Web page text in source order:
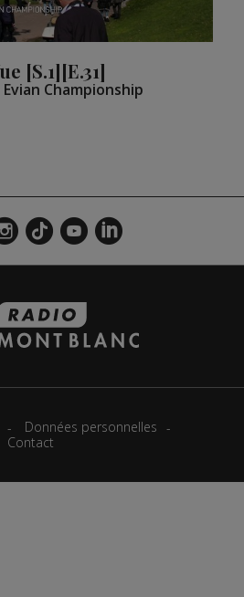
[S.1][E.31]
Evian Championship
Données personnelles
Contact